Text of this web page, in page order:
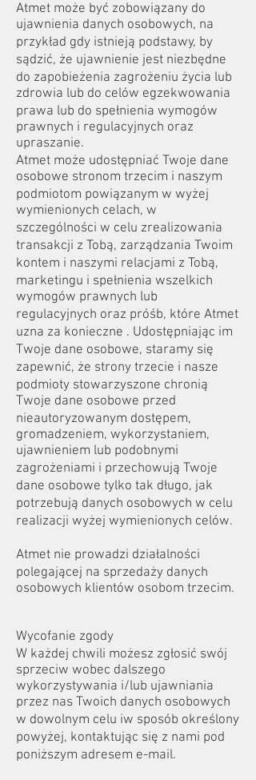
Atmet może być zobowiązany do
ujawnienia danych osobowych, na
przykład gdy istnieją podstawy, by
sądzić, że ujawnienie jest niezbędne
do zapobieżenia zagrożeniu życia lub
zdrowia lub do celów egzekwowania
prawa lub do spełnienia wymogów
prawnych i regulacyjnych oraz
upraszanie.
Atmet może udostępniać Twoje dane
osobowe stronom trzecim i naszym
podmiotom powiązanym w wyżej
wymienionych celach, w
szczególności w celu zrealizowania
transakcji z Tobą, zarządzania Twoim
kontem i naszymi relacjami z Tobą,
marketingu i spełnienia wszelkich
wymogów prawnych lub
regulacyjnych oraz próśb, które Atmet
uzna za konieczne . Udostępniając im
Twoje dane osobowe, staramy się
zapewnić, że strony trzecie i nasze
podmioty stowarzyszone chronią
Twoje dane osobowe przed
nieautoryzowanym dostępem,
gromadzeniem, wykorzystaniem,
ujawnieniem lub podobnymi
zagrożeniami i przechowują Twoje
dane osobowe tylko tak długo, jak
potrzebują danych osobowych w celu
realizacji wyżej wymienionych celów.
Atmet nie prowadzi działalności
polegającej na sprzedaży danych
osobowych klientów osobom trzecim.
Wycofanie zgody
W każdej chwili możesz zgłosić swój
sprzeciw wobec dalszego
wykorzystywania i/lub ujawniania
przez nas Twoich danych osobowych
w dowolnym celu iw sposób określony
powyżej, kontaktując się z nami pod
poniższym adresem e-mail.